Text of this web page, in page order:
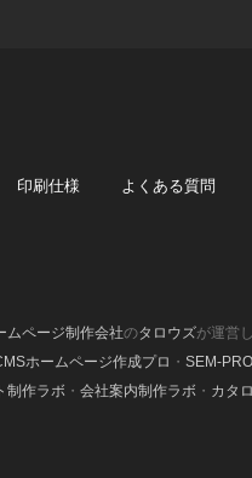
印刷仕様 よくある質問
ムページ制作会社のタロウズが運営
ホームページ作成プロ ・ SEM-PRO
制作ラボ ・ 会社案内制作ラボ ・ カタ